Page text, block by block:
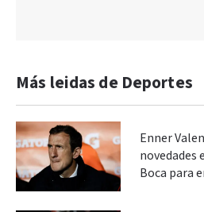
Más leidas de Deportes
Enner
novedades
Boca para